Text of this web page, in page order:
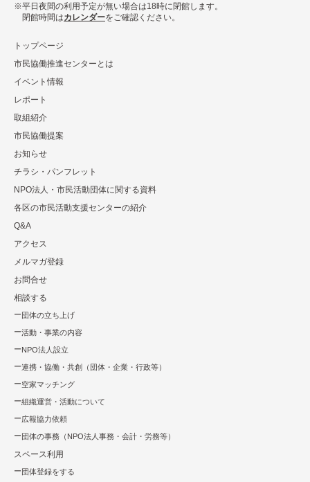
平日夜間の利用予定が無い場合は18時に閉館します。
閉館時間はカレンダーをご確認ください。
トップページ
市民協働推進センターとは
イベント情報
レポート
取組紹介
市⺠協働提案
お知らせ
チラシ・パンフレット
NPO法⼈・市⺠活動団体に関する資料
各区の市⺠活動⽀援センターの紹介
Q&A
アクセス
メルマガ登録
お問合せ
相談する
団体の立ち上げ
活動・事業の内容
NPO法⼈設⽴
連携・協働・共創（団体・企業・⾏政等）
空家マッチング
組織運営・活動について
広報協⼒依頼
団体の事務（NPO法人事務・会計・労務等）
スペース利用
団体登録をする